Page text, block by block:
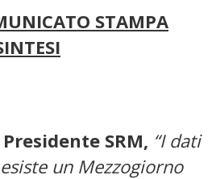
STAMPA
SRM, “I dati
un Mezzogiorno